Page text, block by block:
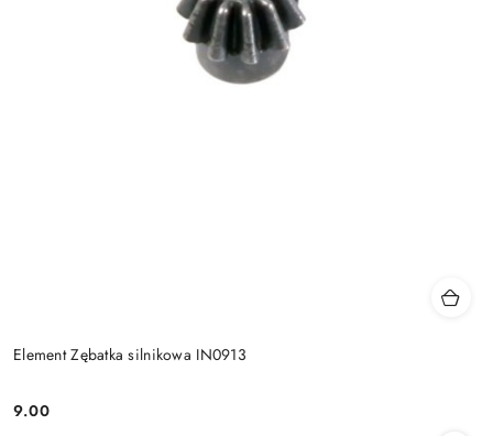
Element Zębatka silnikowa IN0913
Cena:
9.00